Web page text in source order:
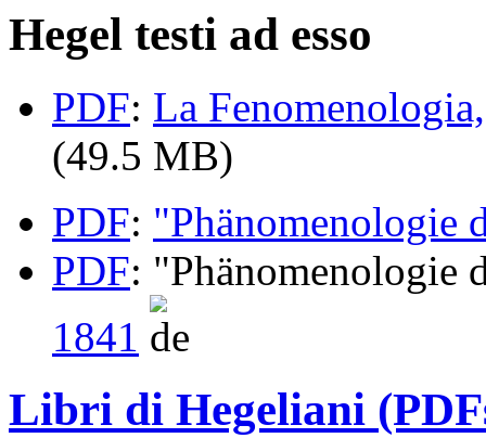
Hegel testi ad esso
PDF: La
(49.5 MB)
PDF: "Phänomenologie
PDF: "Phänomenologie
1841
Libri di Hegeliani